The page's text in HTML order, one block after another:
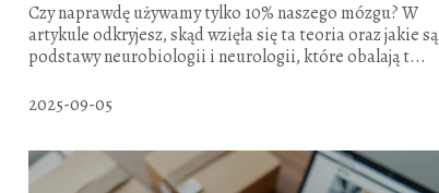
Czy naprawdę używamy tylko 10% naszego mózgu? W
artykule odkryjesz, skąd wzięła się ta teoria oraz jakie są
podstawy neurobiologii i neurologii, które obalają t...
2025-09-05